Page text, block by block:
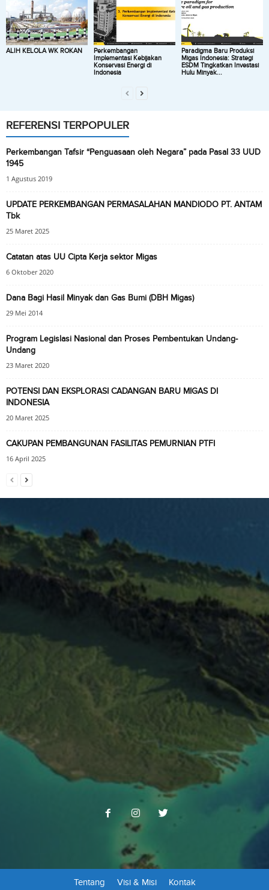
ALIH KELOLA WK ROKAN
Perkembangan
Implementasi Kebijakan
Konservasi Energi di
Indonesia
Paradigma Baru Produksi
Migas Indonesia: Strategi
ESDM Tingkatkan Investasi
Hulu Minyak...
REFERENSI TERPOPULER
Perkembangan Tafsir “Penguasaan oleh Negara” pada Pasal 33 UUD
1945
1 Agustus 2019
UPDATE PERKEMBANGAN PERMASALAHAN MANDIODO PT. ANTAM
Tbk
25 Maret 2025
Catatan atas UU Cipta Kerja sektor Migas
6 Oktober 2020
Dana Bagi Hasil Minyak dan Gas Bumi (DBH Migas)
29 Mei 2014
Program Legislasi Nasional dan Proses Pembentukan Undang-
Undang
23 Maret 2020
POTENSI DAN EKSPLORASI CADANGAN BARU MIGAS DI
INDONESIA
20 Maret 2025
CAKUPAN PEMBANGUNAN FASILITAS PEMURNIAN PTFI
16 April 2025
Tentang Visi & Misi Kontak